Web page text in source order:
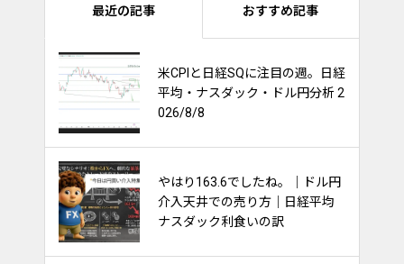
最近の記事 おすすめ記事
米CPIと日経SQに注目の週。日経
平均・ナスダック・ドル円分析 2
026/8/8
やはり163.6でしたね。｜ドル円
介入天井での売り方｜日経平均
ナスダック利食いの訳
ナスダック100は持ち合いを維持
出来るか？他市場への影響多大！
金利と債券と株価の関係～ごちゃ
ごちゃ考えるな～
感謝祭でのナスダック（2021年～
動画「ドル円ナスダックは持ち合い
ウィンターセール開催中♪
ブラックフライデー